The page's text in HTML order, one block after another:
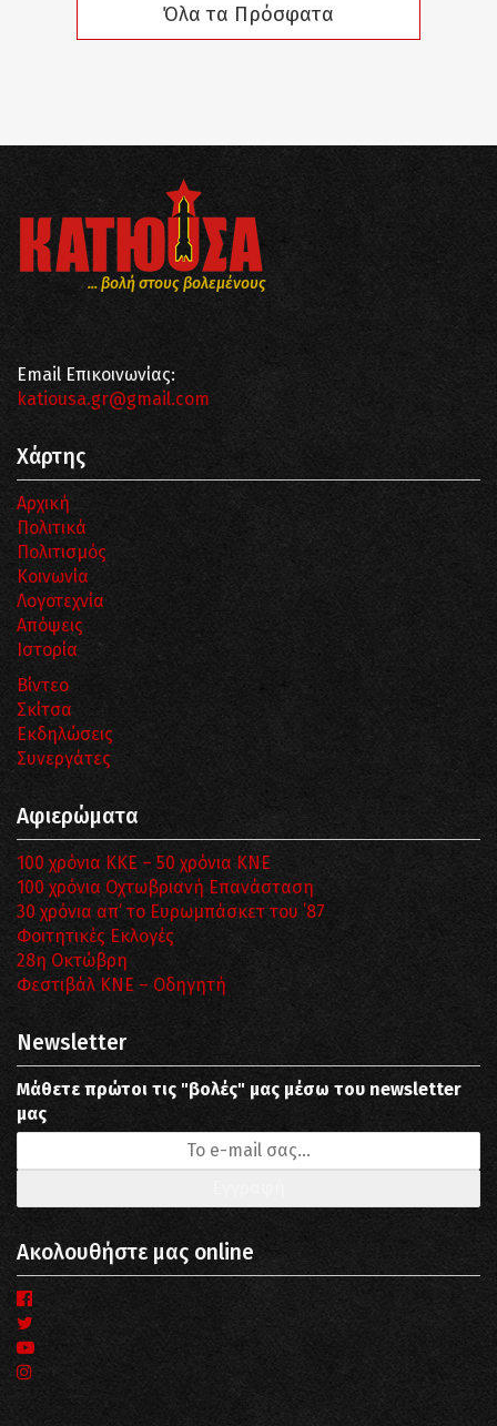
Όλα τα Πρόσφατα
... βολή στους βολεμένους
Email Επικοινωνίας:
katiousa.gr@gmail.com
Χάρτης
Αρχική
Πολιτικά
Πολιτισμός
Κοινωνία
Λογοτεχνία
Απόψεις
Ιστορία
Βίντεο
Σκίτσα
Εκδηλώσεις
Συνεργάτες
Αφιερώματα
100 χρόνια ΚΚΕ – 50 χρόνια ΚΝΕ
100 χρόνια Οχτωβριανή Επανάσταση
30 χρόνια απ’ το Ευρωμπάσκετ του ΄87
Φοιτητικές Εκλογές
28η Οκτώβρη
Φεστιβάλ ΚΝΕ – Οδηγητή
Newsletter
Μάθετε πρώτοι τις "βολές" μας μέσω του newsletter
μας
Ακολουθήστε μας online